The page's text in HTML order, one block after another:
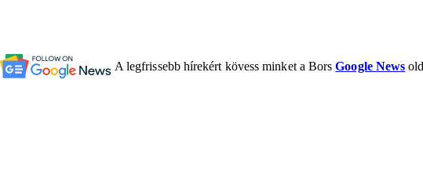
A legfrissebb hírekért kövess minket a BorsGoogle News